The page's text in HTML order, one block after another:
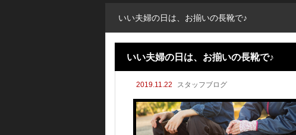
いい夫婦の日は、お揃いの長靴で♪
いい夫婦の日は、お揃いの長靴で♪
2019.11.22 スタッフブログ